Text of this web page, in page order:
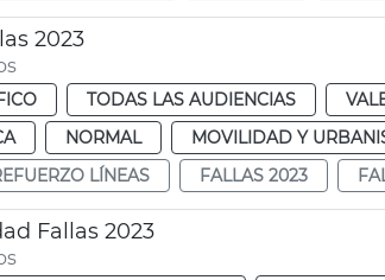
2023
TODAS LAS AUDIENCIAS
NORMAL MOVILIDAD Y
LÍNEAS FALLAS 2023
Fallas 2023